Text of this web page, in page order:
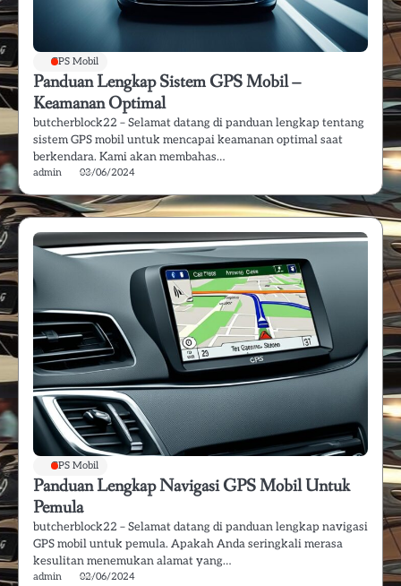
GPS Mobil
Panduan Lengkap Sistem GPS Mobil –
Keamanan Optimal
butcherblock22 – Selamat datang di panduan lengkap tentang
sistem GPS mobil untuk mencapai keamanan optimal saat
berkendara. Kami akan membahas…
admin 03/06/2024
GPS Mobil
Panduan Lengkap Navigasi GPS Mobil Untuk
Pemula
butcherblock22 – Selamat datang di panduan lengkap navigasi
GPS mobil untuk pemula. Apakah Anda seringkali merasa
kesulitan menemukan alamat yang…
admin 02/06/2024